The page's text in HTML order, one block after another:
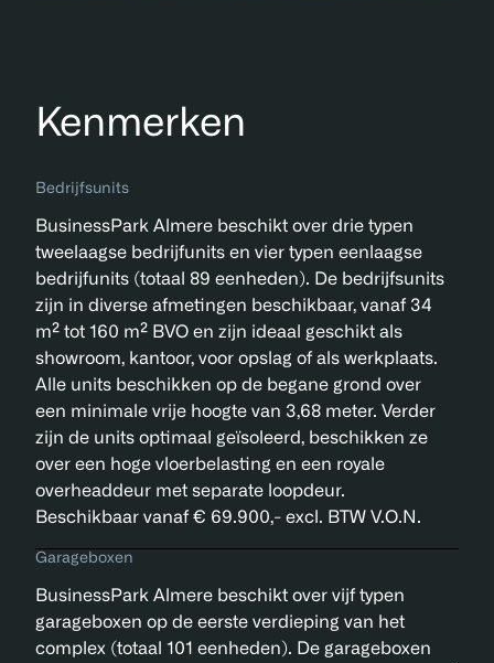
Kenmerken
Bedrijfsunits
BusinessPark Almere beschikt over drie typen
tweelaagse bedrijfunits en vier typen eenlaagse
bedrijfunits (totaal 89 eenheden). De bedrijfsunits
zijn in diverse afmetingen beschikbaar, vanaf 34
m² tot 160 m² BVO en zijn ideaal geschikt als
showroom, kantoor, voor opslag of als werkplaats.
Alle units beschikken op de begane grond over
een minimale vrije hoogte van 3,68 meter. Verder
zijn de units optimaal geïsoleerd, beschikken ze
over een hoge vloerbelasting en een royale
overheaddeur met separate loopdeur.
Beschikbaar vanaf € 69.900,- excl. BTW V.O.N.
Garageboxen
BusinessPark Almere beschikt over vijf typen
garageboxen op de eerste verdieping van het
complex (totaal 101 eenheden). De garageboxen